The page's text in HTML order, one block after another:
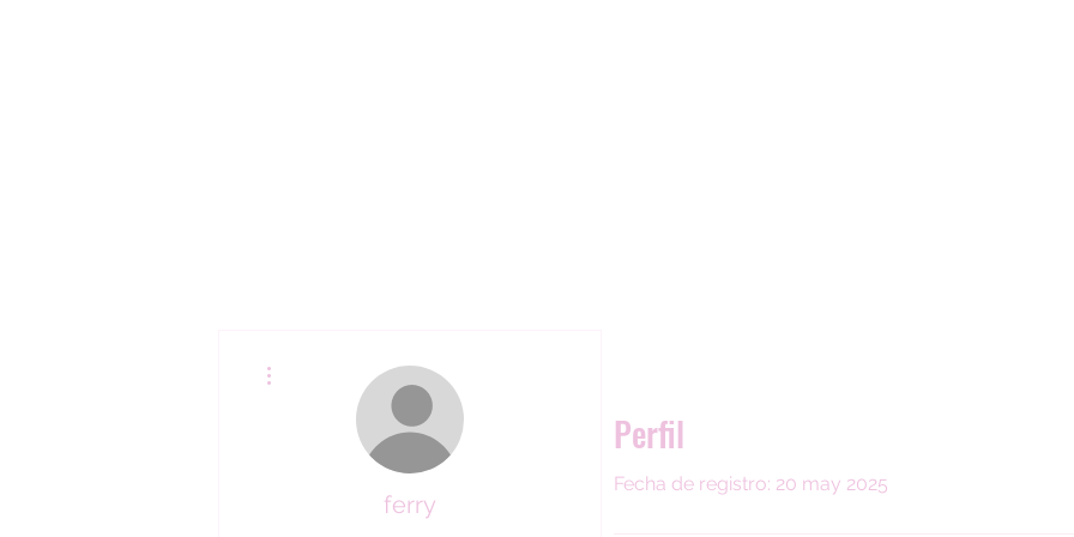
Perfil
Fecha de registro: 20 may 2025
ferry